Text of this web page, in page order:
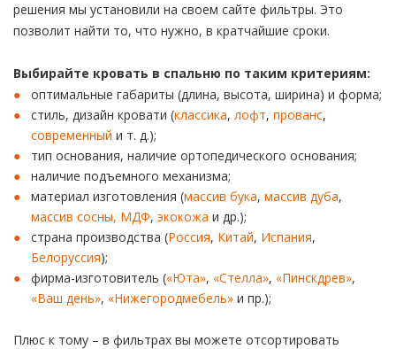
решения мы установили на своем сайте фильтры. Это
позволит найти то, что нужно, в кратчайшие сроки.
Выбирайте кровать в спальню по таким критериям:
оптимальные габариты (длина, высота, ширина) и форма;
стиль, дизайн кровати (классика, лофт, прованс,
современный и т. д.);
тип основания, наличие ортопедического основания;
наличие подъемного механизма;
материал изготовления (массив бука, массив дуба,
массив сосны, МДФ, экокожа и др.);
страна производства (Россия, Китай, Испания,
Белоруссия);
фирма-изготовитель («Юта», «Стелла», «Пинскдрев»,
«Ваш день», «Нижегородмебель» и пр.);
Плюс к тому – в фильтрах вы можете отсортировать